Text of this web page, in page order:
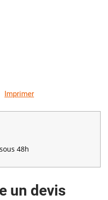
Imprimer
48h
un devis